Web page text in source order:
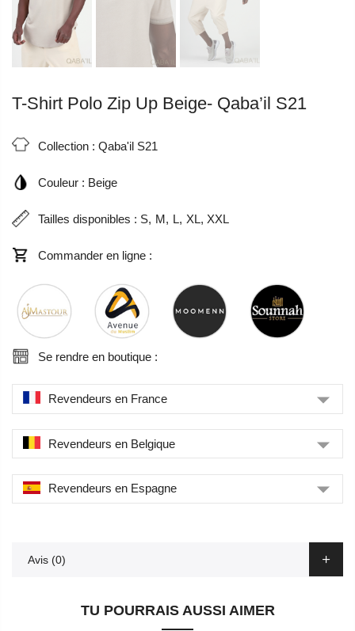
T-Shirt Polo Zip Up Beige- Qaba’il S21
Collection : Qaba'il S21
Couleur : Beige
Tailles disponibles : S M L XL XXL
Commander en ligne :
Se rendre en boutique :
Revendeurs en France
Revendeurs en Belgique
Revendeurs en Espagne
Avis (0)
TU POURRAIS AUSSI AIMER